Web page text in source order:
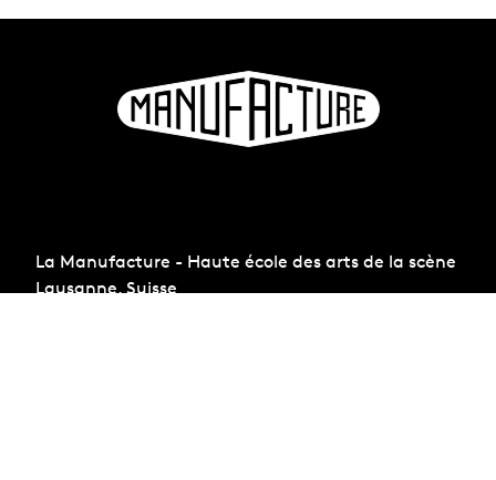
La Manufacture - Haute école des arts de la scène
Lausanne, Suisse